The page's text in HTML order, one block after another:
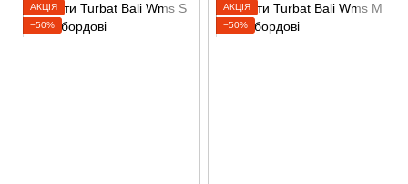
АКЦІЯ
−50%
АКЦІЯ
−50%